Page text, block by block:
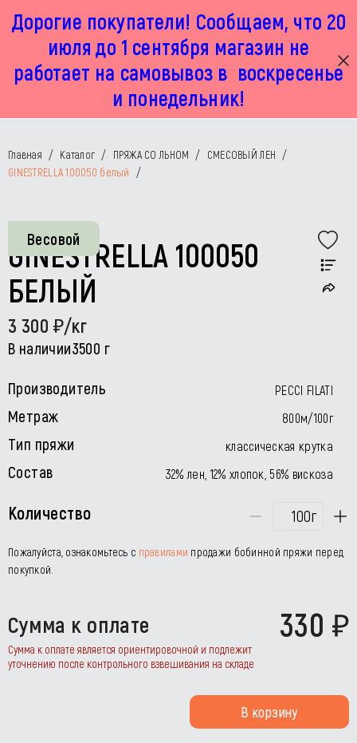
Дорогие покупатели! Сообщаем, что 20
июля до 1 сентября магазин не
работает на самовывоз в воскресенье
и понедельник!
г. Москва, Маленковская 32 стр 2А
пн-пт с 11:00 до 19:00, сб с 11:00 до 17:00
+7 925 449 67 92
Главная / Каталог / ПРЯЖА СО ЛЬНОМ / СМЕСОВЫЙ ЛЕН /
GINESTRELLA 100050 белый
/
Весовой
GINESTRELLA 100050
БЕЛЫЙ
3 300 /кг
В наличии3500 г
Производитель PECCI FILATI
Метраж 800м/100г
Тип пряжи классическая крутка
Состав 32% лен, 12% хлопок, 56% вискоза
Количество г
Пожалуйста, ознакомьтесь с правилами продажи бобинной пряжи перед
покупкой.
Сумма к оплате 330
Сумма к оплате является ориентировочной и подлежит
уточнению после контрольного взвешивания на складе
В корзину